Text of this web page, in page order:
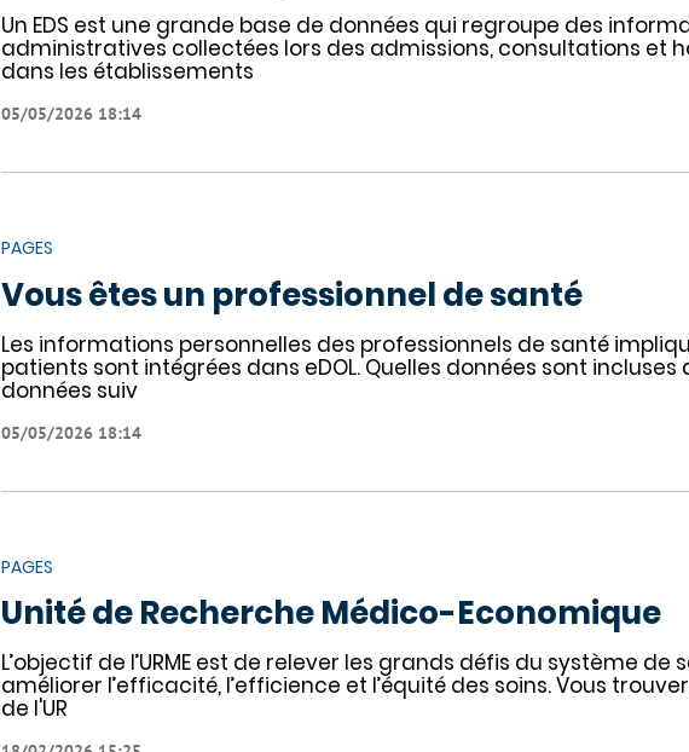
Un EDS est une grande base de données qui regroupe des
administratives collectées lors des admissions, consultations et
dans les établissements
05/05/2026 18:14
PAGES
Vous êtes un professionnel de santé
Les informations personnelles des professionnels de santé
patients sont intégrées dans eDOL. Quelles données sont incluses
données suiv
05/05/2026 18:14
PAGES
Unité de Recherche Médico-Economique
L’objectif de l’URME est de relever les grands défis du système
améliorer l’efficacité, l’efficience et l’équité des soins. Vous
de l'UR